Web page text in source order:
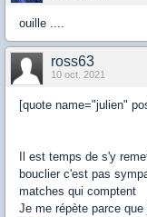
ouille ....
ross63
10 oct. 2021
[quote name="julien"
Il est temps de s'y
bouclier c'est pas
matches qui comptent
Je me répète parce